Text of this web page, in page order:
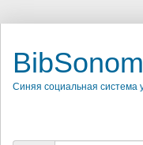
Синяя социальная система